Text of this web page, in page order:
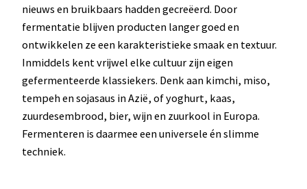
nieuws en bruikbaars hadden gecreëerd. Door
fermentatie blijven producten langer goed en
ontwikkelen ze een karakteristieke smaak en textuur.
Inmiddels kent vrijwel elke cultuur zijn eigen
gefermenteerde klassiekers. Denk aan kimchi, miso,
tempeh en sojasaus in Azië, of yoghurt, kaas,
zuurdesembrood, bier, wijn en zuurkool in Europa.
Fermenteren is daarmee een universele én slimme
techniek.